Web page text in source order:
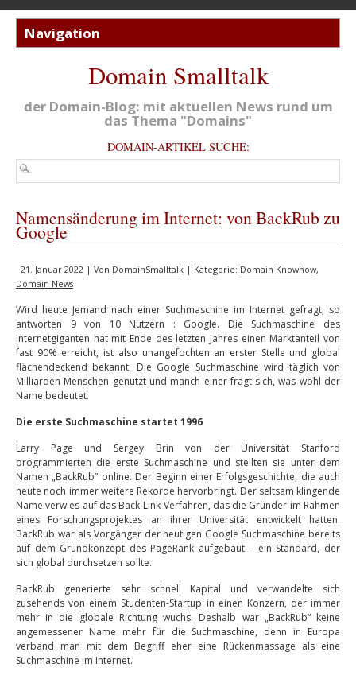
Domain Smalltalk
der Domain-Blog: mit aktuellen News rund um
das Thema "Domains"
DOMAIN-ARTIKEL SUCHE:
Namensänderung im Internet: von BackRub zu
Google
21. Januar 2022 | Von DomainSmalltalk | Kategorie: Domain Knowhow,
Domain News
Wird heute Jemand nach einer Suchmaschine im Internet gefragt, so
antworten 9 von 10 Nutzern : Google. Die Suchmaschine des
Internetgiganten hat mit Ende des letzten Jahres einen Marktanteil von
fast 90% erreicht, ist also unangefochten an erster Stelle und global
flächendeckend bekannt. Die Google Suchmaschine wird täglich von
Milliarden Menschen genutzt und manch einer fragt sich, was wohl der
Name bedeutet.
Die erste Suchmaschine startet 1996
Larry Page und Sergey Brin von der Universität Stanford
programmierten die erste Suchmaschine und stellten sie unter dem
Namen „BackRub“ online. Der Beginn einer Erfolgsgeschichte, die auch
heute noch immer weitere Rekorde hervorbringt. Der seltsam klingende
Name verwies auf das Back-Link Verfahren, das die Gründer im Rahmen
eines Forschungsprojektes an ihrer Universität entwickelt hatten.
BackRub war als Vorgänger der heutigen Google Suchmaschine bereits
auf dem Grundkonzept des PageRank aufgebaut – ein Standard, der
sich global durchsetzen sollte.
BackRub generierte sehr schnell Kapital und verwandelte sich
zusehends von einem Studenten-Startup in einen Konzern, der immer
mehr in die globale Richtung wuchs. Deshalb war „BackRub“ keine
angemessener Name mehr für die Suchmaschine, denn in Europa
verband man mit dem Begriff eher eine Rückenmassage als eine
Suchmaschine im Internet.